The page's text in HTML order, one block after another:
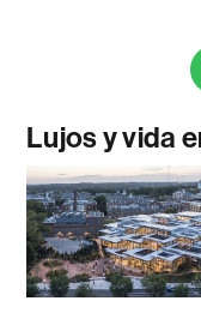
Lujos y vida